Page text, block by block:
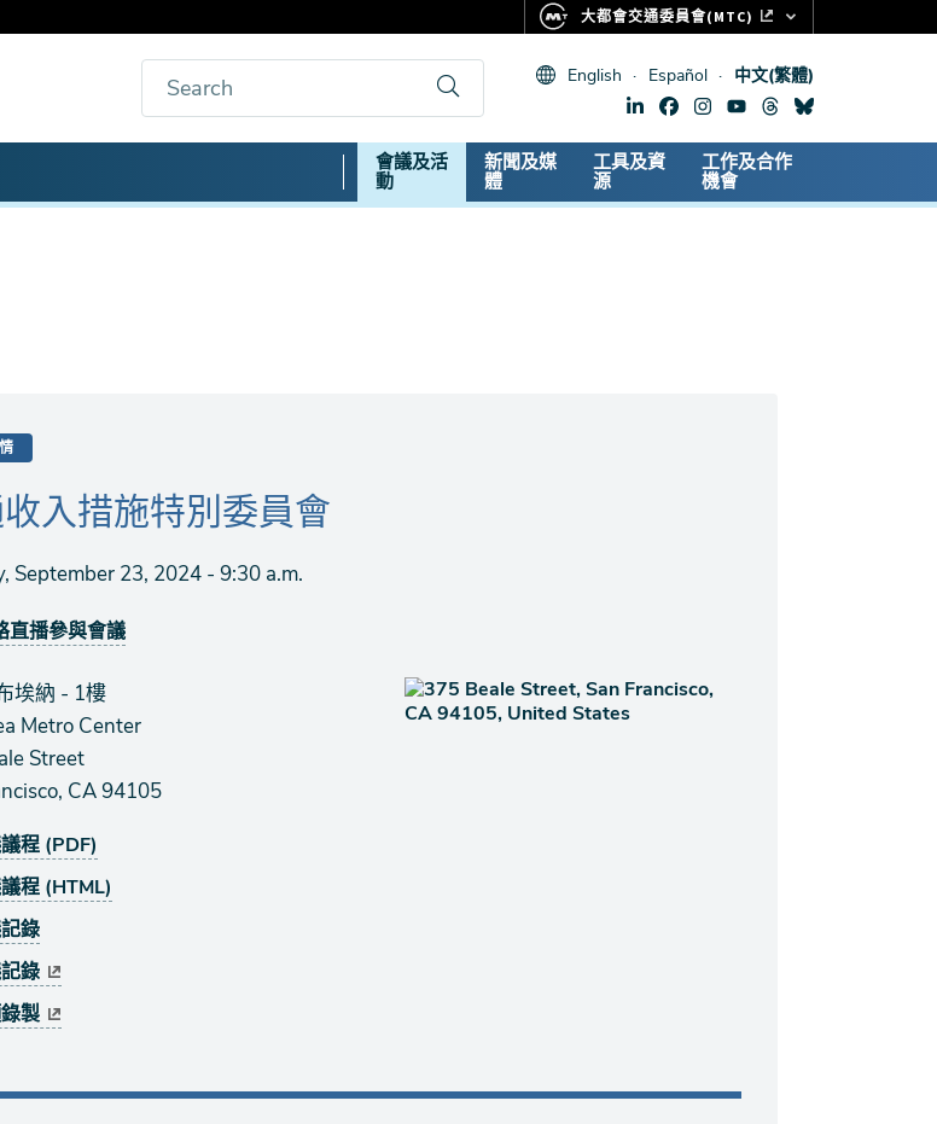
English Español 中文(繁體)
Secondary
Nav
會議及活
動
新聞及媒
體
工具及資
源
工作及合作
機會
入措施特別委員會
September 23, 2024 - 9:30 a.m.
直播參與會議
埃納 - 1樓
Metro Center
Street
CA 94105
程 (PDF)
程 (HTML)
錄
錄
製
大都會交通委員會(MTC)
CLIPPER CARD
生命體徵